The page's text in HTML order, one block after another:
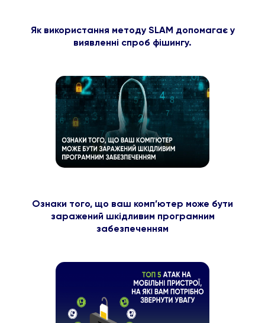
Як використання методу SLAM допомагає у
виявленні спроб фішингу.
Ознаки того, що ваш комп’ютер може бути
заражений шкідливим програмним
забезпеченням